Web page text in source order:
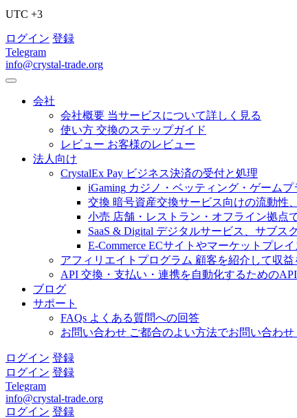
UTC +3
ログイン 登録
Telegram
info@crystal-trade.org
会社
会社概要 当サービスについて詳しく見る
使い方 交換のステップガイド
レビュー お客様のレビュー
法人向け
CrystalEx Pay ビジネス決済の受付と処理
iGaming カジノ・ベッティング・ゲーム
交換 暗号資産交換サービス向けの流動性
小売 店舗・レストラン・オフライン拠点
SaaS & Digital デジタルサービス、サブス
E-Commerce ECサイトやマーケットプレ
アフィリエイトプログラム 顧客を紹介して収益
API 交換・支払い・連携を自動化するためのAPI
ブログ
サポート
FAQs よくある質問への回答
お問い合わせ ご都合のよい方法でお問い合わせ
ログイン 登録
ログイン 登録
Telegram
info@crystal-trade.org
ログイン 登録